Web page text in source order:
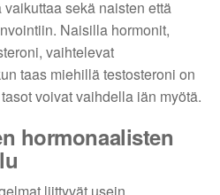
sekä naisten että
Naisilla hormonit,
vaihtelevat
taas miehillä testosteroni on
voivat vaihdella iän myötä.
hormonaalisten